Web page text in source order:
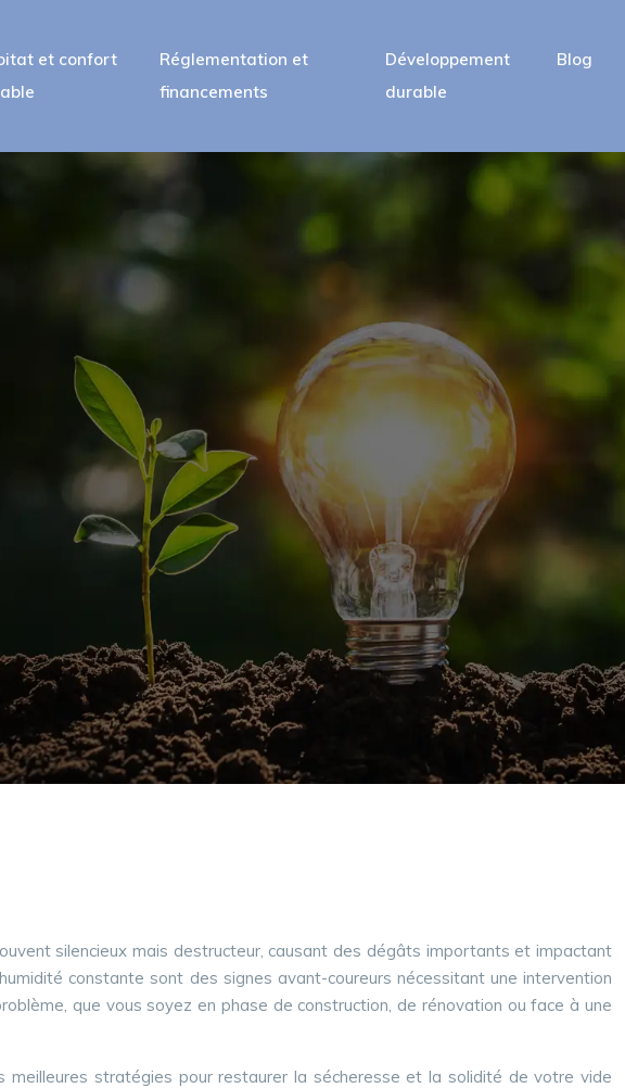
et confort
Réglementation et
financements
Développement
durable
Blog
silencieux mais destructeur, causant des dégâts importants et impactant
constante sont des signes avant-coureurs nécessitant une intervention
que vous soyez en phase de construction, de rénovation ou face à une
stratégies pour restaurer la sécheresse et la solidité de votre vide